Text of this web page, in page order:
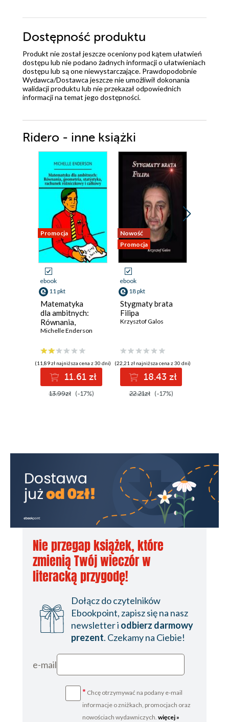
Dostępność produktu
Produkt nie został jeszcze oceniony pod kątem ułatwień
dostępu lub nie podano żadnych informacji o ułatwieniach
dostępu lub są one niewystarczające. Prawdopodobnie
Wydawca/Dostawca jeszcze nie umożliwił dokonania
walidacji produktu lub nie przekazał odpowiednich
informacji na temat jego dostępności.
Ridero - inne książki
Promocja
ebook
11 pkt
Matematyka
dla ambitnych:
Równania,
geometria,
rachunek
różniczkowy
i całkowy
Michelle Enderson
(11,89 zł najniższa cena z 30 dni)
11.61 zł
13.99zł (-17%)
Nowość
Promocja
ebook
18 pkt
Stygmaty brata
Filipa
Krzysztof Galos
(22,21 zł najniższa cena z 30 dni)
18.43 zł
22.21zł (-17%)
Nie przegap książek, które
zmienią Twój wieczór w
literacką przygodę!
Dołącz do czytelników
Ebookpoint, zapisz się na nasz
newsletter i odbierz darmowy
prezent. Czekamy na Ciebie!
e-mail
* Chcę otrzymywać na podany e-mail
informacje o zniżkach, promocjach oraz
nowościach wydawniczych. więcej »